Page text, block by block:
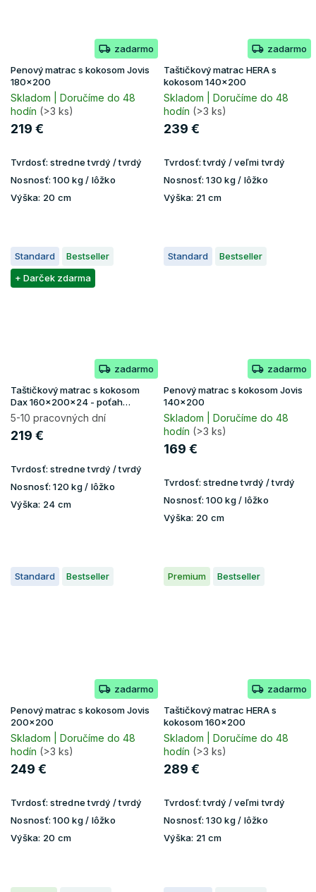
zadarmo
Penový matrac s kokosom Jovis
180x200
Skladom | Doručíme do 48
hodín (>3 ks)
219 €
Tvrdosť: stredne tvrdý / tvrdý
Nosnosť: 100 kg / lôžko
Výška: 20 cm
zadarmo
Taštičkový matrac HERA s
kokosom 140x200
Skladom | Doručíme do 48
hodín (>3 ks)
239 €
Tvrdosť:tvrdý / veľmi tvrdý
Nosnosť: 130 kg / lôžko
Výška: 21 cm
Standard
Bestseller
+ Darček zdarma
zadarmo
Taštičkový matrac s kokosom
Dax 160x200x24 - poťah
Lavender
5-10 pracovných dní
219 €
Tvrdosť: stredne tvrdý / tvrdý
Nosnosť: 120 kg / lôžko
Výška: 24 cm
Standard Bestseller
zadarmo
Penový matrac s kokosom Jovis
140x200
Skladom | Doručíme do 48
hodín (>3 ks)
169 €
Tvrdosť: stredne tvrdý / tvrdý
Nosnosť: 100 kg / lôžko
Výška: 20 cm
Standard Bestseller
zadarmo
Penový matrac s kokosom Jovis
200x200
Skladom | Doručíme do 48
hodín (>3 ks)
249 €
Tvrdosť: stredne tvrdý / tvrdý
Nosnosť: 100 kg / lôžko
Výška: 20 cm
Premium Bestseller
zadarmo
Taštičkový matrac HERA s
kokosom 160x200
Skladom | Doručíme do 48
hodín (>3 ks)
289 €
Tvrdosť:tvrdý / veľmi tvrdý
Nosnosť: 130 kg / lôžko
Výška: 21 cm